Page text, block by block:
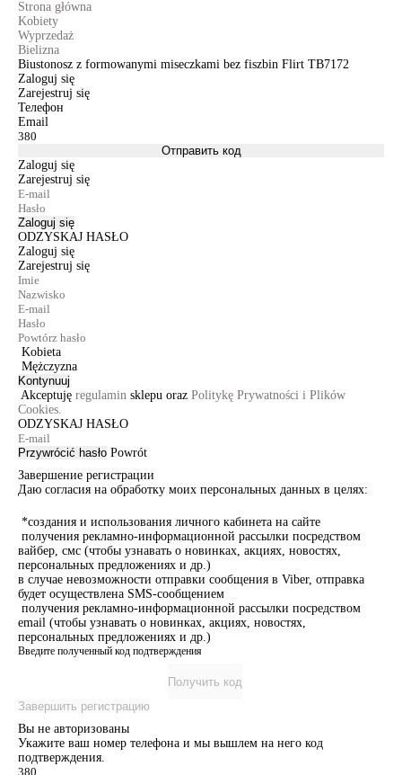
Strona główna
Kobiety
Wyprzedaż
Bielizna
Biustonosz z formowanymi miseczkami bez fiszbin Flirt TB7172
Zaloguj się
Zarejestruj się
Телефон
Email
Отправить код
Zaloguj się
Zarejestruj się
Zaloguj się
ODZYSKAJ HASŁO
Zaloguj się
Zarejestruj się
Kobieta
Mężczyzna
Kontynuuj
Akceptuję regulamin sklepu oraz Politykę Prywatności i Plików
Cookies.
ODZYSKAJ HASŁO
Przywrócić hasło Powrót
Завершение регистрации
Даю согласия на обработку моих персональных данных в целях:
*создания и использования личного кабинета на сайте
получения рекламно-информационной рассылки посредством
вайбер, смс (чтобы узнавать о новинках, акциях, новостях,
персональных предложениях и др.)
в случае невозможности отправки сообщения в Viber, отправка
будет осуществлена SMS-сообщением
получения рекламно-информационной рассылки посредством
email (чтобы узнавать о новинках, акциях, новостях,
персональных предложениях и др.)
Введите полученный код подтверждения
Получить код
Завершить регистрацию
Вы не авторизованы
Укажите ваш номер телефона и мы вышлем на него код
подтверждения.